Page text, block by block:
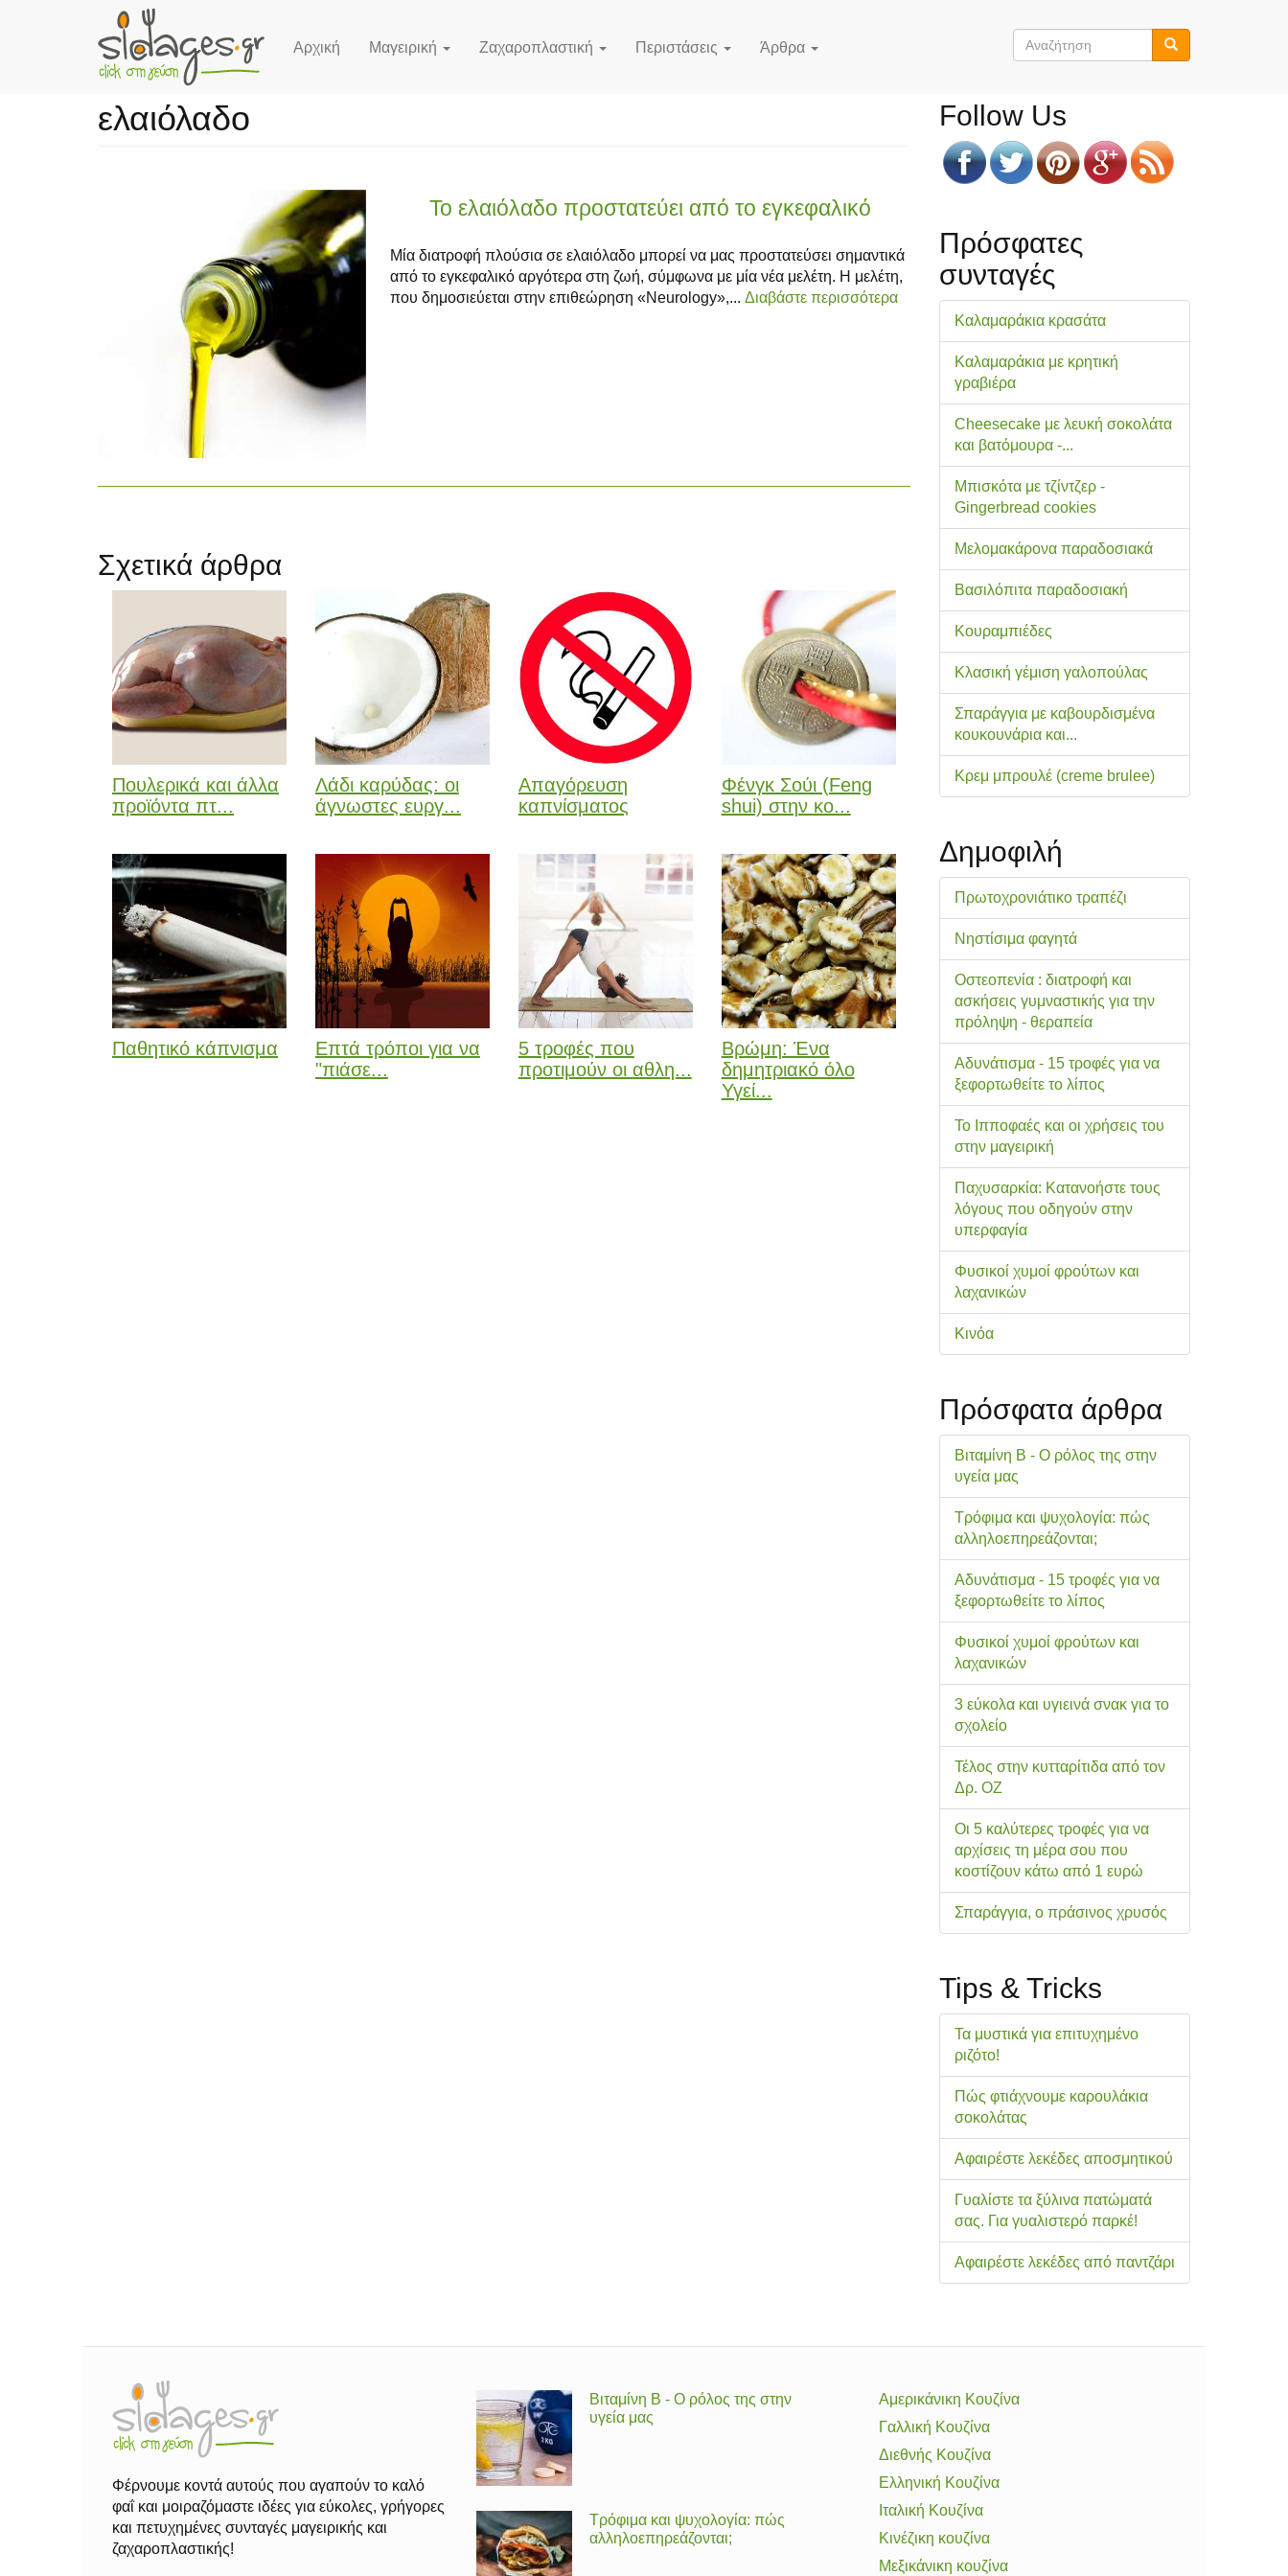
Αρχική Μαγειρική Ζαχαροπλαστική Περιστάσεις Άρθρα
Φόρμα
ελαιόλαδο
Το ελαιόλαδο προστατεύει από το εγκεφαλικό
Μία διατροφή πλούσια σε ελαιόλαδο μπορεί να μας προστατεύσει σημαντικά
από το εγκεφαλικό αργότερα στη ζωή, σύμφωνα με μία νέα μελέτη. Η μελέτη,
που δημοσιεύεται στην επιθεώρηση «Neurology»,... Διαβάστε περισσότερα
Σχετικά άρθρα
Πουλερικά και άλλα
προϊόντα πτ...
Λάδι καρύδας: οι
άγνωστες ευργ...
Απαγόρευση
καπνίσματος
Φένγκ Σούι (Feng
shui) στην κο...
Παθητικό κάπνισμα
Επτά τρόποι για να
"πιάσε...
5 τροφές που
προτιμούν οι αθλη...
Βρώμη: Ένα
δημητριακό όλο
Υγεί...
Follow Us
Πρόσφατες
συνταγές
Καλαμαράκια κρασάτα
Καλαμαράκια με κρητική
γραβιέρα
Cheesecake με λευκή σοκολάτα
και βατόμουρα -...
Μπισκότα με τζίντζερ -
Gingerbread cookies
Μελομακάρονα παραδοσιακά
Βασιλόπιτα παραδοσιακή
Κουραμπιέδες
Κλασική γέμιση γαλοπούλας
Σπαράγγια με καβουρδισμένα
κουκουνάρια και...
Κρεμ μπρουλέ (creme brulee)
Δημοφιλή
Πρωτοχρονιάτικο τραπέζι
Νηστίσιμα φαγητά
Οστεοπενία : διατροφή και
ασκήσεις γυμναστικής για την
πρόληψη - θεραπεία
Αδυνάτισμα - 15 τροφές για να
ξεφορτωθείτε το λίπος
Το Ιπποφαές και οι χρήσεις του
στην μαγειρική
Παχυσαρκία: Κατανοήστε τους
λόγους που οδηγούν στην
υπερφαγία
Φυσικοί χυμοί φρούτων και
λαχανικών
Κινόα
Πρόσφατα άρθρα
Βιταμίνη Β - Ο ρόλος της στην
υγεία μας
Τρόφιμα και ψυχολογία: πώς
αλληλοεπηρεάζονται;
Αδυνάτισμα - 15 τροφές για να
ξεφορτωθείτε το λίπος
Φυσικοί χυμοί φρούτων και
λαχανικών
3 εύκολα και υγιεινά σνακ για το
σχολείo
Τέλος στην κυτταρίτιδα από τον
Δρ. ΟΖ
Οι 5 καλύτερες τροφές για να
αρχίσεις τη μέρα σου που
κοστίζουν κάτω από 1 ευρώ
Σπαράγγια, ο πράσινος χρυσός
Tips & Tricks
Τα μυστικά για επιτυχημένο
ριζότο!
Πώς φτιάχνουμε καρουλάκια
σοκολάτας
Αφαιρέστε λεκέδες αποσμητικού
Γυαλίστε τα ξύλινα πατώματά
σας. Για γυαλιστερό παρκέ!
Αφαιρέστε λεκέδες από παντζάρι
Φέρνουμε κοντά αυτούς που αγαπούν το καλό
φαΐ και μοιραζόμαστε ιδέες για εύκολες, γρήγορες
και πετυχημένες συνταγές μαγειρικής και
ζαχαροπλαστικής!
Βιταμίνη Β - Ο ρόλος της στην
υγεία μας
Τρόφιμα και ψυχολογία: πώς
αλληλοεπηρεάζονται;
Αμερικάνικη Κουζίνα
Γαλλική Κουζίνα
Διεθνής Κουζίνα
Ελληνική Κουζίνα
Ιταλική Κουζίνα
Κινέζικη κουζίνα
Μεξικάνικη κουζίνα